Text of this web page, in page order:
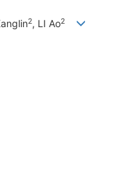
2, LI Ao2